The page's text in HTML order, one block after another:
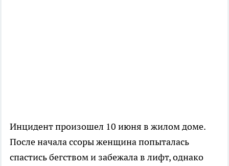
Инцидент произошел 10 июня в жилом доме.
После начала ссоры женщина попыталась
спастись бегством и забежала в лифт, однако